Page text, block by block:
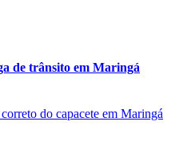
de trânsito em Maringá